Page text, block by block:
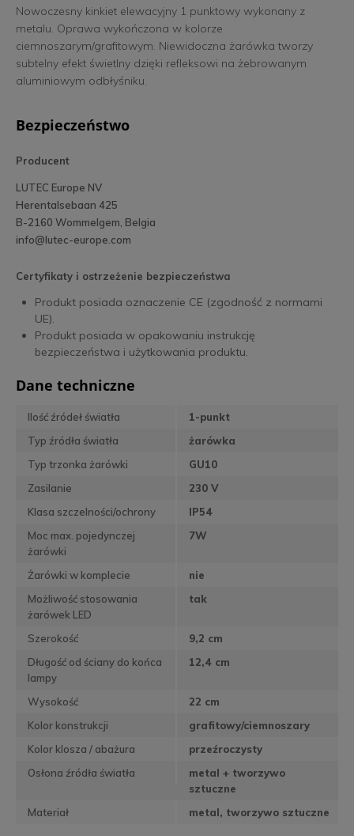
Nowoczesny kinkiet elewacyjny 1 punktowy wykonany z
metalu. Oprawa wykończona w kolorze
ciemnoszarym/grafitowym. Niewidoczna żarówka tworzy
subtelny efekt świetlny dzięki refleksowi na żebrowanym
aluminiowym odbłyśniku.
Bezpieczeństwo
Producent
LUTEC Europe NV
Herentalsebaan 425
B-2160 Wommelgem, Belgia
info@lutec-europe.com
Certyfikaty i ostrzeżenie bezpieczeństwa
Produkt posiada oznaczenie CE (zgodność z normami
UE).
Produkt posiada w opakowaniu instrukcję
bezpieczeństwa i użytkowania produktu.
Dane techniczne
Ilość źródeł światła
1-punkt
Typ źródła światła
żarówka
Typ trzonka żarówki
GU10
Zasilanie
230 V
Klasa szczelności/ochrony
IP54
Moc max. pojedynczej
żarówki
7W
Żarówki w komplecie
nie
Możliwość stosowania
żarówek LED
tak
Szerokość
9,2 cm
Długość od ściany do końca
lampy
12,4 cm
Wysokość
22 cm
Kolor konstrukcji
grafitowy/ciemnoszary
Kolor klosza / abażura
przeźroczysty
Osłona źródła światła
metal + tworzywo
sztuczne
Materiał
metal, tworzywo sztuczne